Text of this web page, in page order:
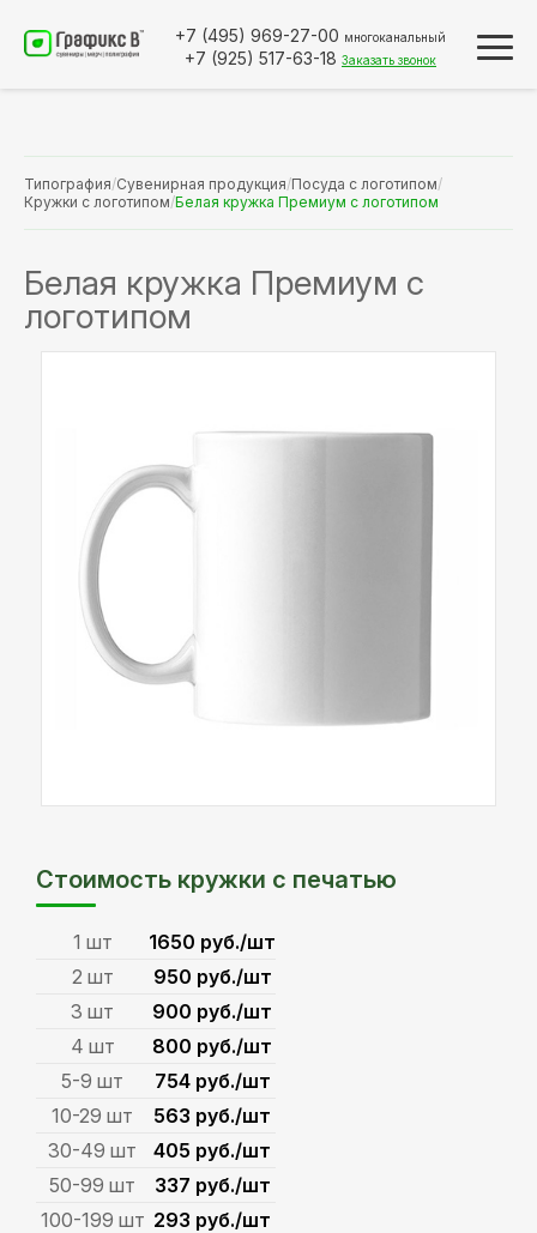
+7 (495) 969-27-00 многоканальный
+7 (925) 517-63-18 Заказать звонок
Типография/Сувенирная продукция/Посуда с логотипом/
Кружки с логотипом/Белая кружка Премиум с логотипом
Белая кружка Премиум с
логотипом
Стоимость кружки с печатью
1 шт
1650 руб./шт
2 шт
950 руб./шт
3 шт
900 руб./шт
4 шт
800 руб./шт
5-9 шт
754 руб./шт
10-29 шт
563 руб./шт
30-49 шт
405 руб./шт
50-99 шт
337 руб./шт
100-199 шт 293 руб./шт